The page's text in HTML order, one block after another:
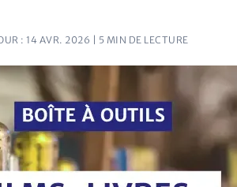
: 14 AVR. 2026
| 5 MIN DE LECTURE